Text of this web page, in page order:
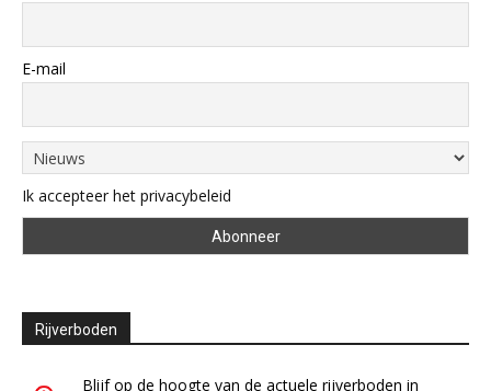
E-mail
Ik accepteer het privacybeleid
Rijverboden
Blijf op de hoogte van de actuele rijverboden in